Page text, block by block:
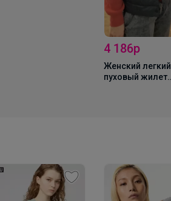
4 186р
Женский легкий
пуховый жилет